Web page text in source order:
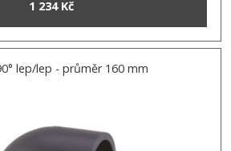
1 234 Kč
lep/lep - průměr 160 mm